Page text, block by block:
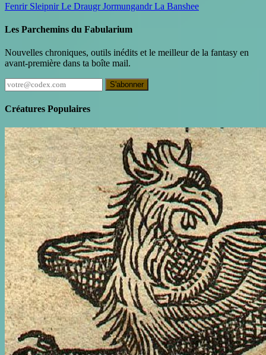
Fenrir SleipnirLe DraugrJormungandrLa Banshee
Les Parchemins du Fabularium
Nouvelles chroniques, outils inédits et le meilleur de la fantasy en
avant-première dans ta boîte mail.
S'abonner
Créatures Populaires